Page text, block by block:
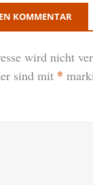
KOMMENTAR
wird nicht
sind mit *